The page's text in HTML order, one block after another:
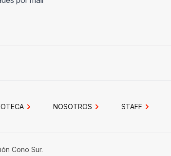
NOSOTROS STAFF
Cono Sur.